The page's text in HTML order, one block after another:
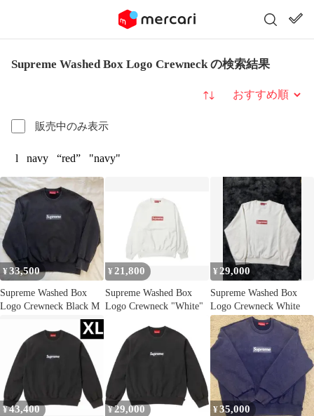
Supreme Washed Box Logo Crewneck の検索結果
販売中のみ表示
並び替え
l navy “red” "navy"
¥33,500
Supreme Washed Box
Logo Crewneck Black M
¥ 21,800
Supreme Washed Box
Logo Crewneck "White"
¥ 29,000
Supreme Washed Box
Logo Crewneck White
¥ 43,400 ¥ 29,000 ¥35,000